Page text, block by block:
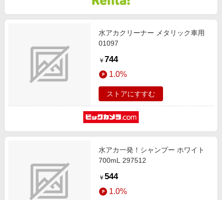
水アカクリーナー メタリック車用
01097
￥ 744
1.0%
ストアにすすむ
水アカ一発！シャンプー ホワイト
700mL 297512
￥ 544
1.0%